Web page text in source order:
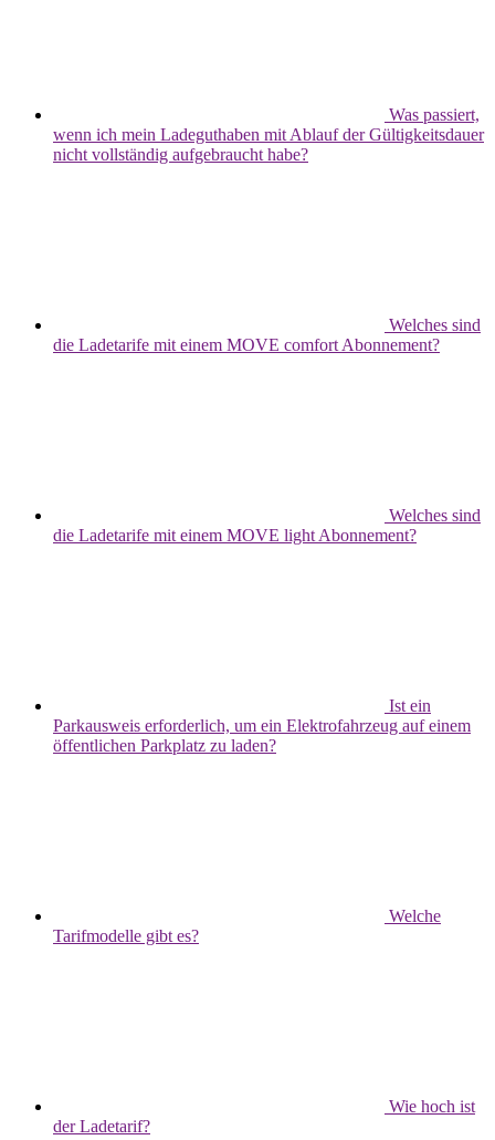
Was passiert,
wenn ich mein Ladeguthaben mit Ablauf der Gültigkeitsdauer
nicht vollständig aufgebraucht habe?
Welches sind
die Ladetarife mit einem MOVE comfort Abonnement?
Welches sind
die Ladetarife mit einem MOVE light Abonnement?
Ist ein
Parkausweis erforderlich, um ein Elektrofahrzeug auf einem
öffentlichen Parkplatz zu laden?
Welche
Tarifmodelle gibt es?
Wie hoch ist
der Ladetarif?